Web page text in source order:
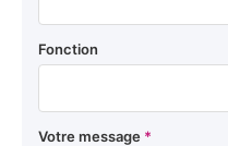
Fonction
Votre message *